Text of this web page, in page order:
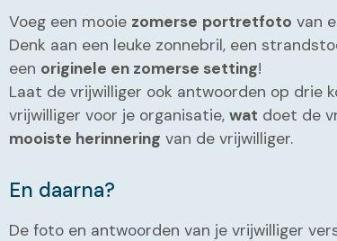
Voeg een mooie zomerse portretfoto van
Denk aan een leuke zonnebril, een
een originele en zomerse setting!
Laat de vrijwilliger ook antwoorden op drie
vrijwilliger voor je organisatie, wat doet de
mooiste herinnering van de vrijwilliger.
En daarna?
De foto en antwoorden van je vrijwilliger